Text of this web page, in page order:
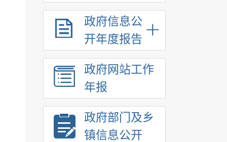
政府信息公
开年度报告
政府网站工作
年报
政府部门及乡
镇信息公开